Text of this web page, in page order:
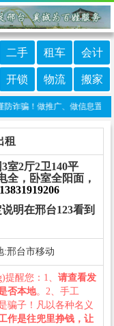
二手 租车 会计
开锁 物流 搬家
骗！做推广、做信息置顶！
租
室2厅2卫140平
全，卧室全阳面，
13831919206
明在邢台123看到
:邢台市移动
提醒您：1、 请查看发
否本地。2、手工
骗子！凡以各种名义
作是往兜里挣钱，让